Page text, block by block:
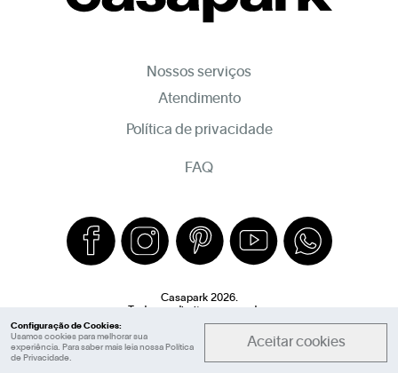
Configuração de Cookies:
Usamos cookies para melhorar sua
experiência. Para saber mais leia nossa Política
de Privacidade.
Aceitar cookies
Nossos serviços
Atendimento
Política de privacidade
FAQ
Casapark 2026.
Todos os direitos reservados.